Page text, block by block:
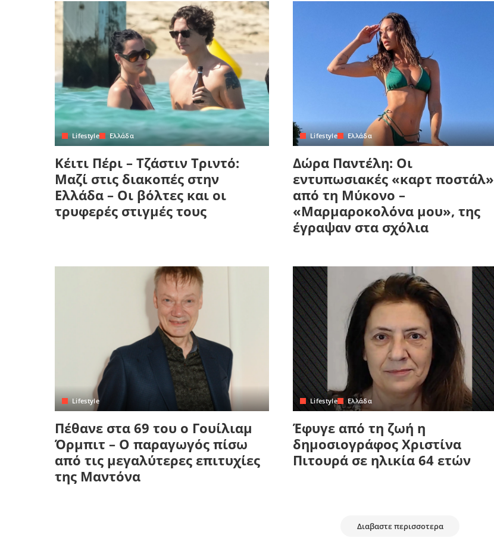
Lifestyle Ελλάδα
Κέιτι Πέρι – Τζάστιν Τριντό:
Μαζί στις διακοπές στην
Ελλάδα – Οι βόλτες και οι
τρυφερές στιγμές τους
Lifestyle Ελλάδα
Δώρα Παντέλη: Οι
εντυπωσιακές «καρτ ποστάλ»
από τη Μύκονο –
«Μαρμαροκολόνα μου», της
έγραψαν στα σχόλια
Lifestyle
Πέθανε στα 69 του ο Γουίλιαμ
Όρμπιτ – Ο παραγωγός πίσω
από τις μεγαλύτερες επιτυχίες
της Μαντόνα
Lifestyle Ελλάδα
Έφυγε από τη ζωή η
δημοσιογράφος Χριστίνα
Πιτουρά σε ηλικία 64 ετών
Διαβαστε περισσοτερα